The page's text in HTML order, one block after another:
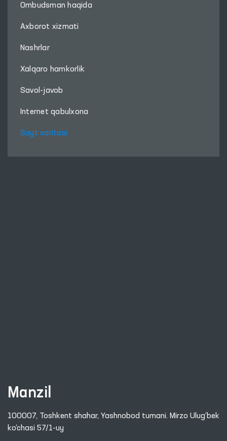
Ombudsman haqida
Axborot xizmati
Nashrlar
Xalqaro hamkorlik
Savol-javob
Internet qabulxona
Sayt xaritasi
Manzil
100007, Toshkent shahar, Yashnobod tumani. Mirzo Ulug‘bek
ko‘chasi 57/1-uy